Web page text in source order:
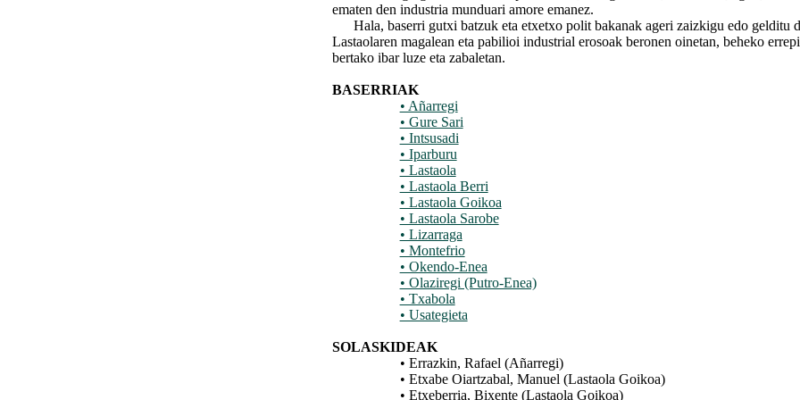
ematen den industria munduari amore emanez.
Hala, baserri gutxi batzuk eta etxetxo polit bakanak ageri zaizkigu edo gelditu
Lastaolaren magalean eta pabilioi industrial erosoak beronen oinetan, beheko
bertako ibar luze eta zabaletan.
BASERRIAK
• Añarregi
• Gure Sari
• Intsusadi
• Iparburu
• Lastaola
• Lastaola Berri
• Lastaola Goikoa
• Lastaola Sarobe
• Lizarraga
• Montefrio
• Okendo-Enea
• Olaziregi (Putro-Enea)
• Txabola
• Usategieta
SOLASKIDEAK
• Errazkin, Rafael (Añarregi)
• Etxabe Oiartzabal, Manuel (Lastaola Goikoa)
• Etxeberria, Bixente (Lastaola Goikoa)